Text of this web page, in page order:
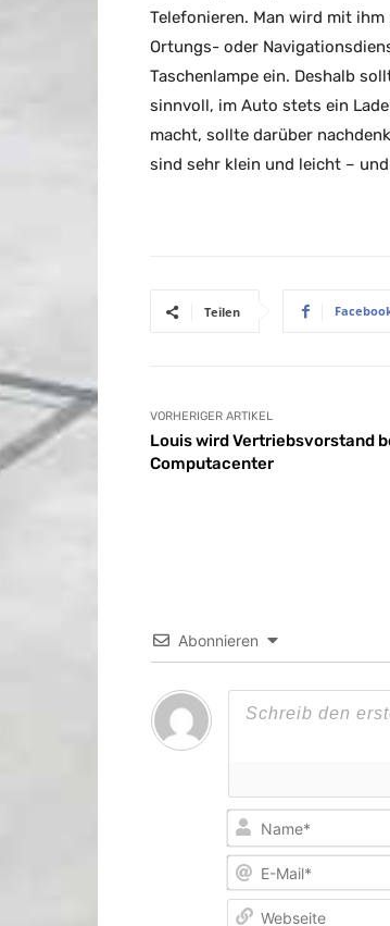
Telefonieren. Man wird mit
Ortungs- oder
Taschenlampe ein. Deshalb
sinnvoll, im Auto stets ein
macht, sollte darüber
sind sehr klein und leicht –
Teilen
VORHERIGER ARTIKEL
Louis wird Vertriebsvorstand
Computacenter
Abonnieren